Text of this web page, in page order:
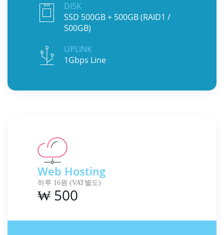
DISK
SSD 500GB + 500GB (RAID1 /
500GB)
UPLINK
1Gbps Line
Web Hosting
하루 16원 (VAT별도)
₩ 500